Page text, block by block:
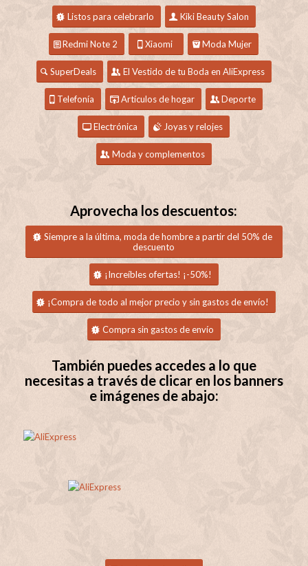
Listos para celebrarlo Kiki Beauty Salon
Redmi Note 2 Xiaomi Moda Mujer
SuperDeals El Vestido de tu Boda en AliExpress
Telefonía Artículos de hogar Deporte
Electrónica Joyas y relojes
Moda y complementos
Aprovecha los descuentos:
Siempre a la última, moda de hombre a partir del 50% de
descuento
¡Increíbles ofertas! ¡-50%!
¡Compra de todo al mejor precio y sin gastos de envío!
Compra sin gastos de envío
También puedes accedes a lo que
necesitas a través de clicar en los banners
e imágenes de abajo: